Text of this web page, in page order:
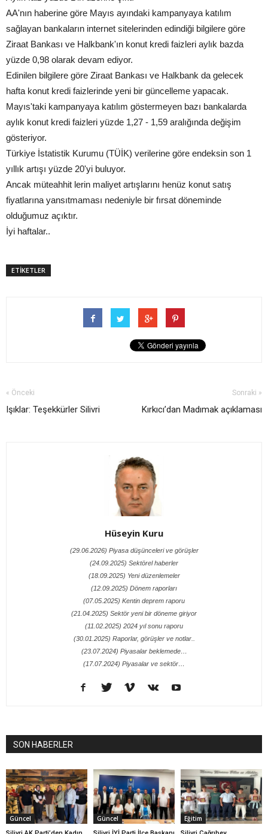
AA'nın haberine göre Mayıs ayındaki kampanyaya katılım
sağlayan bankaların internet sitelerinden edindiği bilgilere göre
Ziraat Bankası ve Halkbank'ın konut kredi faizleri aylık bazda
yüzde 0,98 olarak devam ediyor.
Edinilen bilgilere göre Ziraat Bankası ve Halkbank da gelecek
hafta konut kredi faizlerinde yeni bir güncelleme yapacak.
Mayıs'taki kampanyaya katılım göstermeyen bazı bankalarda
aylık konut kredi faizleri yüzde 1,27 - 1,59 aralığında değişim
gösteriyor.
Türkiye İstatistik Kurumu (TÜİK) verilerine göre endeksin son 1
yıllık artışı yüzde 20'yi buluyor.
Ancak müteahhit lerin maliyet artışlarını henüz konut satış
fiyatlarına yansıtmaması nedeniyle bir fırsat döneminde
olduğumuz açıktır.
İyi haftalar..
ETİKETLER
« Önceki
Işıklar: Teşekkürler Silivri
Sonraki »
Kırkıcı’dan Madımak açıklaması
Hüseyin Kuru
(29.06.2026) Piyasa düşünceleri ve görüşler
(24.09.2025) Sektörel haberler
(18.09.2025) Yeni düzenlemeler
(12.09.2025) Dönem raporları
(07.05.2025) Kentin deprem raporu
(21.04.2025) Sektör yeni bir döneme giriyor
(11.02.2025) 2024 yıl sonu raporu
(30.01.2025) Raporlar, görüşler ve notlar..
(23.07.2024) Piyasalar beklemede…
(17.07.2024) Piyasalar ve sektör…
SON HABERLER
Güncel Güncel Eğitim